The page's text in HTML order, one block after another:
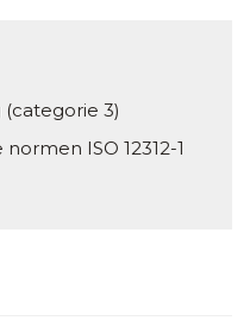
3)
ISO 12312-1